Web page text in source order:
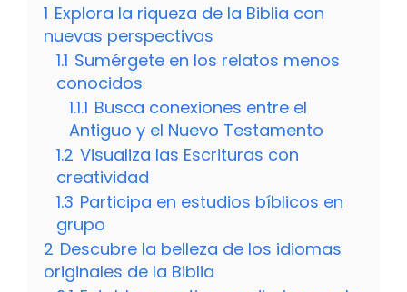
1 Explora la riqueza de la Biblia con
nuevas perspectivas
1.1 Sumérgete en los relatos menos
conocidos
1.1.1 Busca conexiones entre el
Antiguo y el Nuevo Testamento
1.2 Visualiza las Escrituras con
creatividad
1.3 Participa en estudios bíblicos en
grupo
2 Descubre la belleza de los idiomas
originales de la Biblia